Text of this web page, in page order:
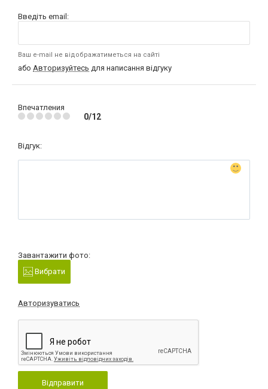
Введіть email:
Ваш e-mail не відображатиметься на сайті
або Авторизуйтесь для написання відгуку
Впечатления
0/12
Відгук:
Завантажити фото:
Вибрати
Авторизуватись
Відправити